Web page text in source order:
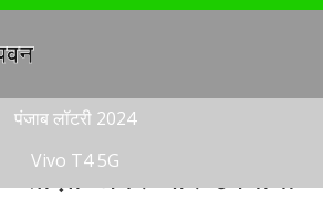
पंजाब लॉटरी 2024
Vivo T4 5G
ताज़ा खबरें और उपयोगी